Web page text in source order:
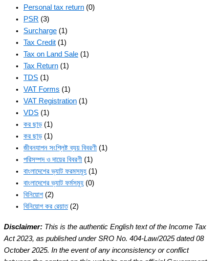
Personal tax return (0)
PSR (3)
Surcharge (1)
Tax Credit (1)
Tax on Land Sale (1)
Tax Return (1)
TDS (1)
VAT Forms (1)
VAT Registration (1)
VDS (1)
কর ছাড় (1)
কর ছাড় (1)
জীবনযাপন সংশ্লিষ্ট ব্যয় বিবরণী (1)
পরিসম্পদ ও দায়ের বিবরণী (1)
বাংলাদেশের ভ্যাট ফরমসমূহ (1)
বাংলাদেশের ভ্যাট ফর্মসমূহ (0)
বিনিয়োগ (2)
বিনিয়োগ কর রেয়াত(2)
Disclaimer: This is the authentic English text of the Income Tax
Act 2023, as published under SRO No. 404-Law/2025 dated 08
October 2025. In the event of any inconsistency or conflict